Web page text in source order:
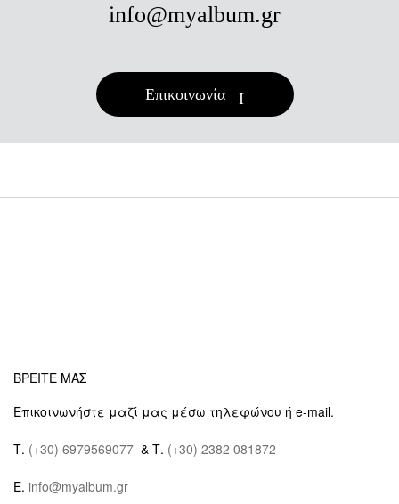
info@myalbum.gr
Επικοινωνία
ΒΡΕΙΤΕ ΜΑΣ
Επικοινωνήστε μαζί μας μέσω τηλεφώνου ή e-mail.
Τ. (+30) 6979569077 & Τ. (+30) 2382 081872
E. info@myalbum.gr